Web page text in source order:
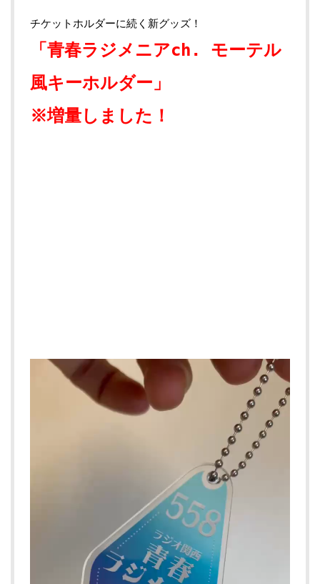
チケットホルダーに続く新グッズ！
「青春ラジメニアch. モーテル
風キーホルダー」
※増量しました！